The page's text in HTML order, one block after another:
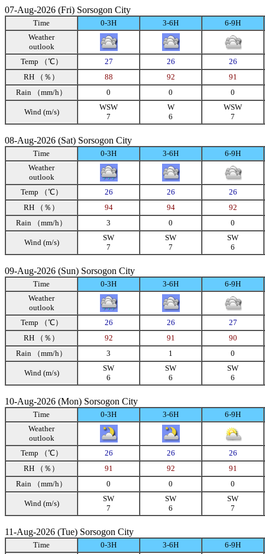
07-Aug-2026 (Fri) Sorsogon City
Time 0-3H 3-6H
6-9H
Weather
outlook
Temp （℃）
27 26
26
RH （％）
88 92
91
Rain （mm/h）
0 0 0
Wind (m/s)
WSW
7
W
6
WSW
7
08-Aug-2026 (Sat) Sorsogon City
Time 0-3H 3-6H
6-9H
Weather
outlook
Temp （℃）
26 26
26
RH （％）
94 94
92
Rain （mm/h）
3 0 0
Wind (m/s)
SW
7
SW
7
SW
6
09-Aug-2026 (Sun) Sorsogon City
Time 0-3H 3-6H
6-9H
Weather
outlook
Temp （℃）
26 26
27
RH （％）
92 91
90
Rain （mm/h）
3 1 0
Wind (m/s)
SW
6
SW
6
SW
6
10-Aug-2026 (Mon) Sorsogon City
Time 0-3H 3-6H
6-9H
Weather
outlook
Temp （℃）
26 26
26
RH （％）
91 92
91
Rain （mm/h）
0 0 0
Wind (m/s)
SW
7
SW
6
SW
7
11-Aug-2026 (Tue) Sorsogon City
Time 0-3H 3-6H
6-9H